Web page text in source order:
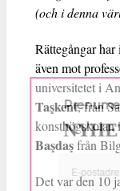
(och i denna
Rättegångar
även mot
universitetet i
Taşkent, från
Başdaşfrån
Det var den 10